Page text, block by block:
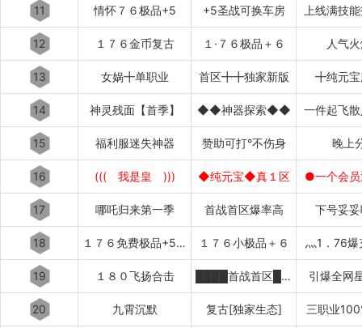
11 情怀７６极品+5 +5圣战可换车房 上线满技
12 １７６金币复古 １·７６极品＋６ 人气
13 女娲╋单职业 首区╋╋独家新版 ╋纯元
14 神灵残面【首季】 ◆◆神器探索◆◆ 一件起飞
15 福利服迷失神器 赞助可打°不伤身 晚上
16 ((( 我是皇 ))) ◆纯元宝◆真１区 ●一个会
17 哪吒归来第一季 首战首区爆率高 下号妥
18 １７６免费极品+5〓道招猛虎〓 １７６小极品＋６ 灬1．76爆
19 １８０飞扬合击 ████首战首区████ 引爆全网
20 九霄沉默 复古[独家生态] 三职业